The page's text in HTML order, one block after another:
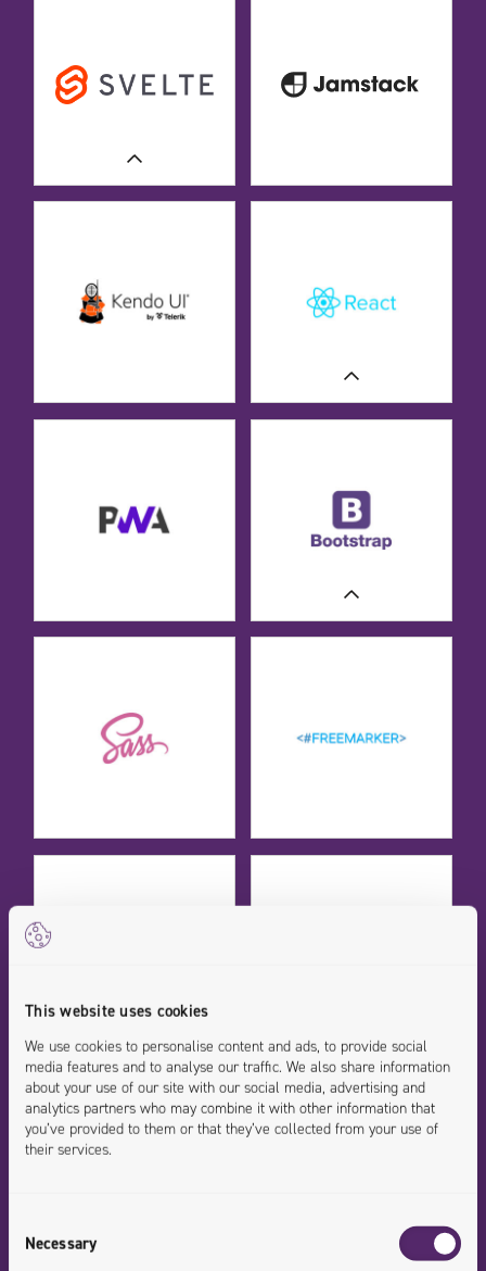
This website uses cookies
We use cookies to personalise content and ads, to provide social
media features and to analyse our traffic. We also share information
about your use of our site with our social media, advertising and
analytics partners who may combine it with other information that
you’ve provided to them or that they’ve collected from your use of
their services.
Selection
Necessary
CASE STUDIES